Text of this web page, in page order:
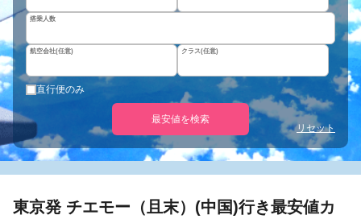
搭乗人数
航空会社(任意) クラス(任意)
直行便のみ
最安値を検索
リセット
東京発 チエモー（且末）(中国)行き最安値カ